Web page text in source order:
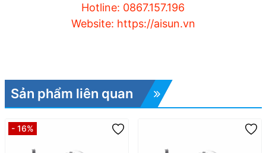
Hotline: 0867.157.196
Website: https://aisun.vn
Sản phẩm liên quan
- 16%